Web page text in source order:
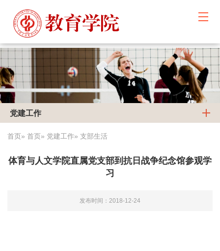
党建工作
首页» 首页» 党建工作» 支部生活
体育与人文学院直属党支部到抗日战争纪念馆参观学
习
发布时间：2018-12-24